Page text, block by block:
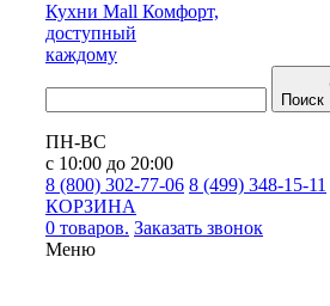
Кухни Mall Комфорт,
доступный
каждому
Поиск
ПН-ВС
с 10:00 до 20:00
8 (800) 302-77-06 8 (499) 348-15-11
КОРЗИНА
0 товаров. Заказать звонок
Меню